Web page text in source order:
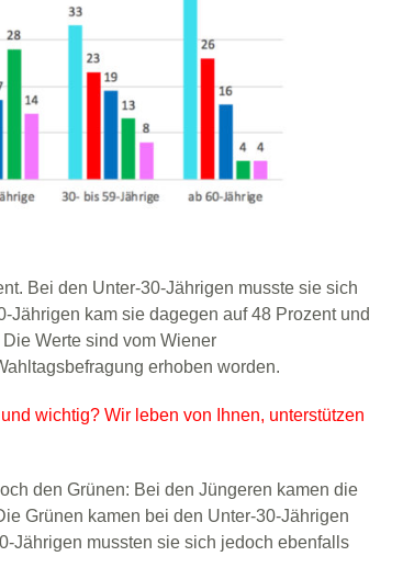
Bei den Unter-30-Jährigen musste sie sich
kam sie dagegen auf 48 Prozent und
Werte sind vom Wiener
erhoben worden.
wichtig? Wir leben von Ihnen, unterstützen
den Grünen: Bei den Jüngeren kamen die
Grünen kamen bei den Unter-30-Jährigen
Jährigen mussten sie sich jedoch ebenfalls